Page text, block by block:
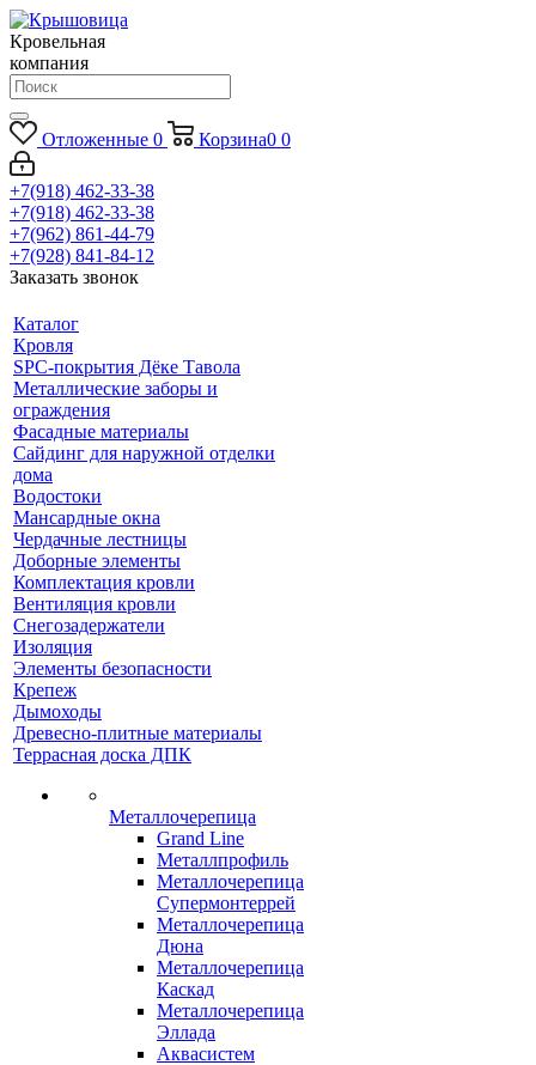
Кровельная
компания
Отложенные 0 Корзина0 0
+7(918) 462-33-38
+7(918) 462-33-38
+7(962) 861-44-79
+7(928) 841-84-12
Заказать звонок
Каталог
Кровля
SPC-покрытия Дёке Тавола
Металлические заборы и
ограждения
Фасадные материалы
Сайдинг для наружной отделки
дома
Водостоки
Мансардные окна
Чердачные лестницы
Доборные элементы
Комплектация кровли
Вентиляция кровли
Снегозадержатели
Изоляция
Элементы безопасности
Крепеж
Дымоходы
Древесно-плитные материалы
Террасная доска ДПК
Металлочерепица
Grand Line
Металлпрофиль
Металлочерепица
Супермонтеррей
Металлочерепица
Дюна
Металлочерепица
Каскад
Металлочерепица
Эллада
Аквасистем